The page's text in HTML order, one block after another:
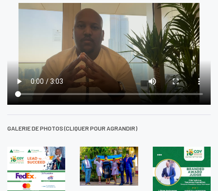
GALERIE DE PHOTOS (CLIQUER POUR AGRANDIR)